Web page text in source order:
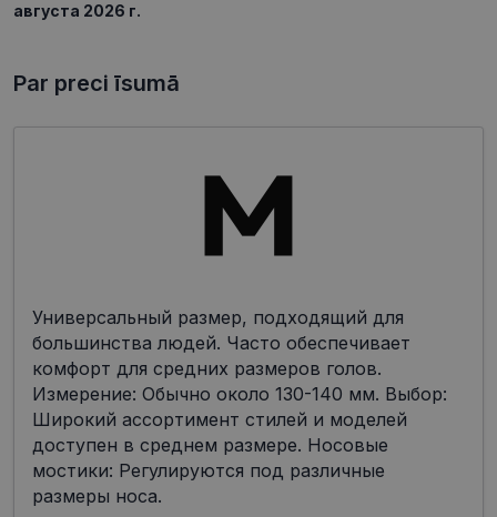
августа 2026 г.
Par preci īsumā
Универсальный размер, подходящий для
большинства людей. Часто обеспечивает
комфорт для средних размеров голов.
Измерение: Обычно около 130-140 мм. Выбор:
Широкий ассортимент стилей и моделей
доступен в среднем размере. Носовые
мостики: Регулируются под различные
размеры носа.